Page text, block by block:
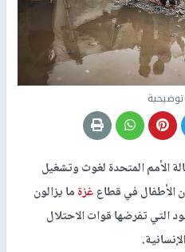
الأمم المتحدة لغوث وتشغيل
الأطفال في قطاعغزةما يزالون
التي تفرضها قوات الاحتلال